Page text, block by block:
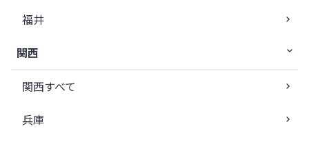
福井
関西
関西すべて
兵庫